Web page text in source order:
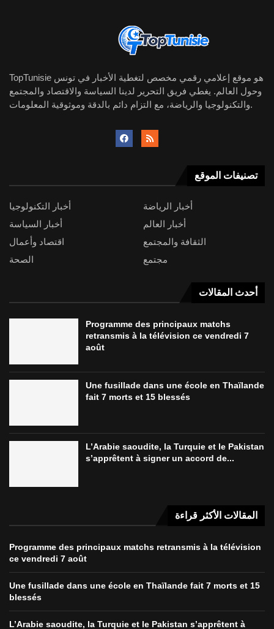
TopTunisie هو موقع إعلامي رقمي مخصص لتغطية الأخبار في تونس
وحول العالم. يغطي فريق التحرير لدينا السياسة والاقتصاد والمجتمع
والتكنولوجيا والرياضة، مع التزام دائم بالدقة وموثوقية المعلومات.
تصنيفات الموقع
أخبار التكنولوجيا
أخبار الرياضة
أخبار السياسة
أخبار العالم
اقتصاد وأعمال
الثقافة والمجتمع
الصحة
مجتمع
أحدث المقالات
Programme des principaux matchs
retransmis à la télévision ce vendredi 7
août
Une fusillade dans une école en Thaïlande
fait 7 morts et 15 blessés
L’Arabie saoudite, la Turquie et le Pakistan
s’apprêtent à signer un accord de...
المقالات الأكثر قراءة
Programme des principaux matchs retransmis à la télévision
ce vendredi 7 août
Une fusillade dans une école en Thaïlande fait 7 morts et 15
blessés
L’Arabie saoudite, la Turquie et le Pakistan s’apprêtent à